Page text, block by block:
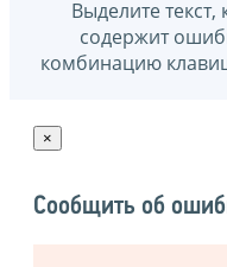
Выделите
содержит
комбинацию
×
Сообщить об